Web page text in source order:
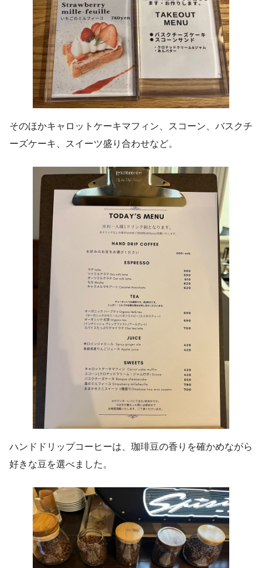
そのほかキャロットケーキマフィン、スコーン、バスクチ
ーズケーキ、スイーツ盛り合わせなど。
ハンドドリップコーヒーは、珈琲豆の香りを確かめながら
好きな豆を選べました。